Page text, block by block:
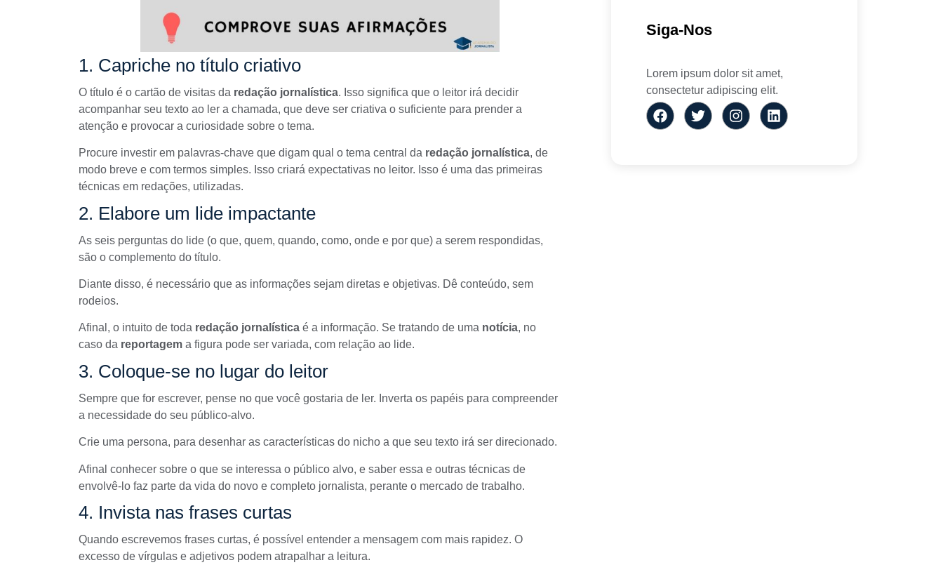
1. Capriche no título criativo
O título é o cartão de visitas da redação jornalística. Isso significa que o leitor irá decidir
acompanhar seu texto ao ler a chamada, que deve ser criativa o suficiente para prender a
atenção e provocar a curiosidade sobre o tema.
Procure investir em palavras-chave que digam qual o tema central da redação jornalística, de
modo breve e com termos simples. Isso criará expectativas no leitor. Isso é uma das primeiras
técnicas em redações, utilizadas.
2. Elabore um lide impactante
As seis perguntas do lide (o que, quem, quando, como, onde e por que) a serem respondidas,
são o complemento do título.
Diante disso, é necessário que as informações sejam diretas e objetivas. Dê conteúdo, sem
rodeios.
Afinal, o intuito de toda redação jornalística é a informação. Se tratando de uma notícia, no
caso da reportagem a figura pode ser variada, com relação ao lide.
3. Coloque-se no lugar do leitor
Sempre que for escrever, pense no que você gostaria de ler. Inverta os papéis para compreender
a necessidade do seu público-alvo.
Crie uma persona, para desenhar as características do nicho a que seu texto irá ser direcionado.
Afinal conhecer sobre o que se interessa o público alvo, e saber essa e outras técnicas de
envolvê-lo faz parte da vida do novo e completo jornalista, perante o mercado de trabalho.
4. Invista nas frases curtas
Quando escrevemos frases curtas, é possível entender a mensagem com mais rapidez. O
excesso de vírgulas e adjetivos podem atrapalhar a leitura.
Siga-Nos
Lorem ipsum dolor sit amet,
consectetur adipiscing elit.